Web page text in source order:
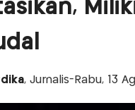
, Jurnalis-Rabu, 13